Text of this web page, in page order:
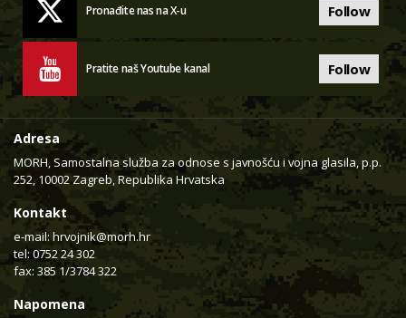
Pronađite nas na X-u Follow
Pratite naš Youtube kanal Follow
Adresa
MORH, Samostalna služba za odnose s javnošću i vojna glasila, p.p.
252, 10002 Zagreb, Republika Hrvatska
Kontakt
e-mail: hrvojnik@morh.hr
tel: 0752 24 302
fax: 385 1/3784 322
Napomena